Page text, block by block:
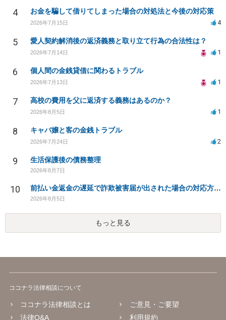
4 お金を騙して借りてしまった場合の対処法と今後の対応策
2026年7月15日 4
5 愛人契約解消後の返済義務と取り立て行為の合法性は？
2026年7月14日 1
6 個人間の金銭貸借に関わるトラブル
2026年7月13日 1
7 高校の費用を父に返済する義務はあるのか？
2026年8月5日 1
8 キャバ嬢と客の金銭トラブル
2026年7月24日 2
9 生活保護後の債務整理
2026年8月7日
10 前払い金返金の遅延で詐欺被害届が出された場合の対応方法は？
2026年8月5日
もっと見る
ココナラ法律相談について
ココナラ法律相談とは
法律Q&A
ご意見・ご要望
利用規約